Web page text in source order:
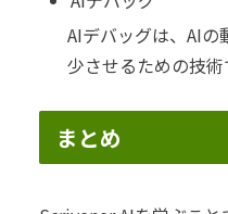
AIデバッグは、AI
少させるための技術
まとめ